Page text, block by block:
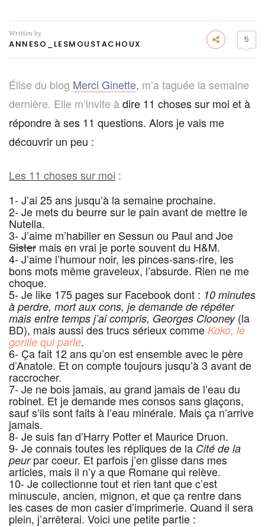
Written by
ANNESO_LESMOUSTACHOUX 5
Élise du blog Merci Ginette, m’a taguée la semaine
dernière. Elle m’invite àdire 11 choses sur moi età
répondre à ses 11 questions. Alors je vais me
découvrir un peu :
Les 11 choses sur moi :
1- J’ai 25 ans jusqu’à la semaine prochaine.
2- Je mets du beurre sur le pain avant de mettre le
Nutella.
3- J’aime m’habiller en Sessun ou Paul and Joe
Sister mais en vrai je porte souvent du H&M.
4- J’aime l’humour noir, les pinces-sans-rire, les
bons mots même graveleux, l’absurde. Rien ne me
choque.
5- Je like 175 pages sur Facebook dont : 10 minutes
à perdre, mort aux cons, je demande de répéter
mais entre temps j’ai compris, Georges Clooney(la
BD), mais aussi des trucs sérieux comme Koko, le
gorille qui parle.
6- Ça fait 12 ans qu’on est ensemble avec le père
d’Anatole. Et on compte toujours jusqu’à 3 avant de
raccrocher.
7- Je ne bois jamais, au grand jamais de l’eau du
robinet. Et je demande mes consos sans glaçons,
sauf s’ils sont faits à l’eau minérale. Mais ça n’arrive
jamais.
8- Je suis fan d’Harry Potter et Maurice Druon.
9- Je connais toutes les répliques de la Cité de la
peurpar coeur. Et parfois j’en glisse dans mes
articles, mais il n’y a que Romane qui relève.
10- Je collectionne tout et rien tant que c’est
minuscule, ancien, mignon, et que ça rentre dans
les cases de mon casier d’imprimerie. Quand il sera
plein, j’arrêterai. Voici une petite partie :